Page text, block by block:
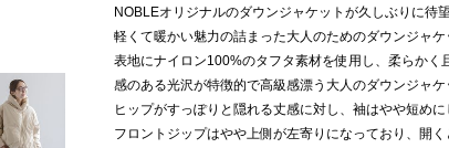
NOBLEオリジナルのダウンジャケットが久しぶりに待
軽くて暖かい魅力の詰まった大人のためのダウンジャケ
表地にナイロン100%のタフタ素材を使用し、柔らかく
感のある光沢が特徴的で高級感漂う大人のダウンジャケ
ヒップがすっぽりと隠れる丈感に対し、袖はやや短めに
フロントジップはやや上側が左寄りになっており、開